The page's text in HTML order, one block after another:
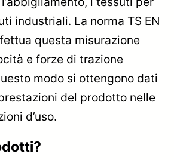
industriali. La norma TS EN
questa misurazione
e forze di trazione
modo si ottengono dati
del prodotto nelle
d’uso.